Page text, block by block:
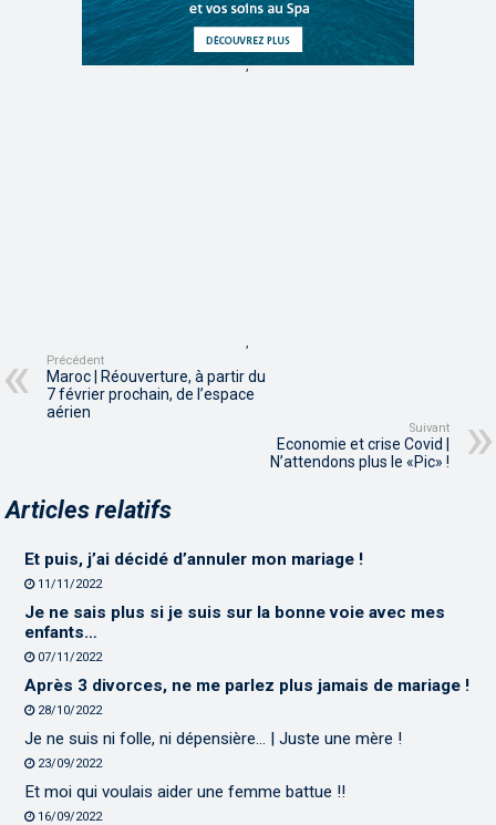
,
,
Précédent
Maroc | Réouverture, à partir du
7 février prochain, de l’espace
aérien
Suivant
Economie et crise Covid |
N’attendons plus le «Pic» !
Articles relatifs
Et puis, j’ai décidé d’annuler mon mariage !
11/11/2022
Je ne sais plus si je suis sur la bonne voie avec mes
enfants…
07/11/2022
Après 3 divorces, ne me parlez plus jamais de mariage !
28/10/2022
Je ne suis ni folle, ni dépensière… | Juste une mère !
23/09/2022
Et moi qui voulais aider une femme battue !!
16/09/2022